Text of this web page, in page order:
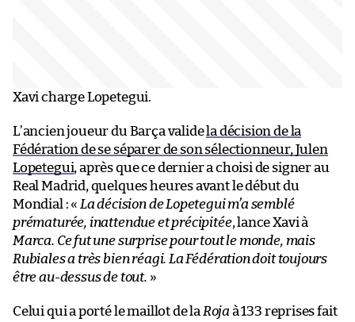
Xavi charge Lopetegui.
L’ancien joueur du Barça validela décision de la
Fédération de se séparer de son sélectionneur, Julen
Lopetegui, après que ce dernier a choisi de signer au
Real Madrid, quelques heures avant le début du
Mondial : « La décision de Lopetegui m’a semblé
prématurée, inattendue et précipitée, lance Xavi à
Marca. Ce fut une surprise pour tout le monde, mais
Rubiales a très bien réagi. La Fédération doit toujours
être au-dessus de tout. »
Celui qui a porté le maillot de la Roja à 133 reprises fait